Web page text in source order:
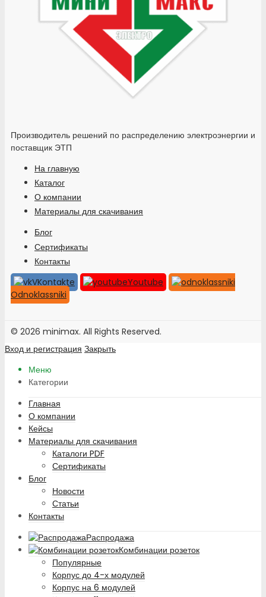
Производитель решений по распределению электроэнергии и
поставщик ЭТП
На главную
Каталог
О компании
Материалы для скачивания
Блог
Сертификаты
Контакты
VKontakte
Youtube
Odnoklassniki
© 2026 minimax. All Rights Reserved.
Вход и регистрация Закрыть
Меню
Категории
Главная
О компании
Кейсы
Материалы для скачивания
Каталоги PDF
Сертификаты
Блог
Новости
Статьи
Контакты
Распродажа
Комбинации розеток
Популярные
Корпус до 4-х модулей
Корпус на 6 модулей